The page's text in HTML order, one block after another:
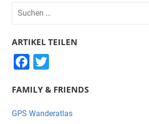
Suchen
nach:
ARTIKEL TEILEN
F
c
e
tt
er
FAMILY & FRIENDS
GPS Wanderatlas